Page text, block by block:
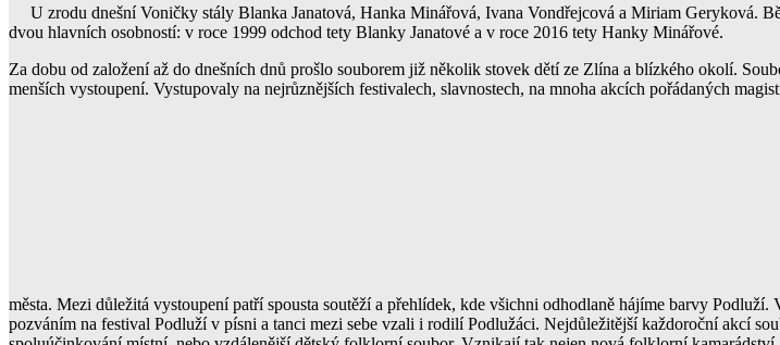
U zrodu dnešní Voničky stály Blanka Janatová, Hanka Minářová, Ivana Vondřejcová a Miriam Geryková.
dvou hlavních osobností: v roce 1999 odchod tety Blanky Janatové a v roce 2016 tety Hanky Minářové.
Za dobu od založení až do dnešních dnů prošlo souborem již několik stovek dětí ze Zlína a blízkého okolí.
menších vystoupení. Vystupovaly na nejrůznějších festivalech, slavnostech, na mnoha akcích pořádaných
města. Mezi důležitá vystoupení patří spousta soutěží a přehlídek, kde všichni odhodlaně hájíme barvy Podluží.
pozváním na festival Podluží v písni a tanci mezi sebe vzali i rodilí Podlužáci. Nejdůležitější každoroční akcí